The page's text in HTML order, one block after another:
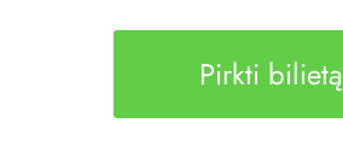
Pirkti bilietą